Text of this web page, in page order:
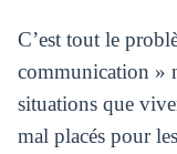
C’est tout le
communication »
situations que
mal placés pour